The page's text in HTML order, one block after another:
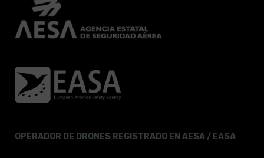
OPERADOR DE DRONES REGISTRADO EN AESA / EASA